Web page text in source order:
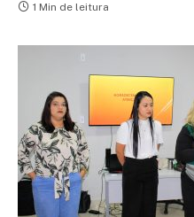
1 Min de leitura